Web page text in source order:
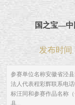
国之宝—中
发布时
参赛单位名称安徽省泾
法人代表程彩辉联系电
标汪同和参赛作品名称
县...